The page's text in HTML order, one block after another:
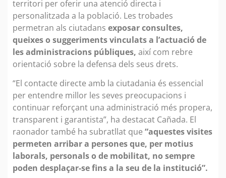
territori per oferir una atenció directa i
personalitzada a la població. Les trobades
permetran als ciutadans exposar consultes,
queixes o suggeriments vinculats a l’actuació de
les administracions públiques, així com rebre
orientació sobre la defensa dels seus drets.
“El contacte directe amb la ciutadania és essencial
per entendre millor les seves preocupacions i
continuar reforçant una administració més propera,
transparent i garantista”, ha destacat Cañada. El
raonador també ha subratllat que “aquestes visites
permeten arribar a persones que, per motius
laborals, personals o de mobilitat, no sempre
poden desplaçar-se fins a la seu de la institució”.